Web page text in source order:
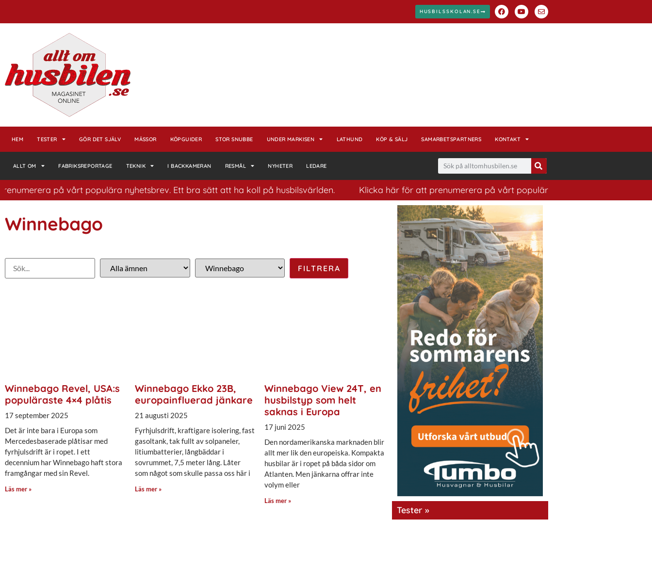
HUSBILSSKOLAN.SE
HEM TESTER GÖR DET SJÄLV MÄSSOR KÖPGUIDER STOR SNUBBE UNDER MARKISEN LATHUND KÖP & SÄLJ SAMARBETSPARTNERS KONTAKT
ALLT OM FABRIKSREPORTAGE TEKNIK I BACKKAMERAN RESMÅL NYHETER LEDARE
på vårt populära nyhetsbrev. Ett bra sätt att ha koll på husbilsvärlden. Klicka här för att prenumerera på vårt populära nyhetsbrev. Ett bra sätt att ha
Winnebago
Winnebago Revel, USA:s
populäraste 4×4 plåtis
17 september 2025
Det är inte bara i Europa som
Mercedesbaserade plåtisar med
fyrhjulsdrift är i ropet. I ett
decennium har Winnebago haft stora
framgångar med sin Revel.
Läs mer »
Winnebago Ekko 23B,
europainfluerad jänkare
21 augusti 2025
Fyrhjulsdrift, kraftigare isolering, fast
gasoltank, tak fullt av solpaneler,
litiumbatterier, långbäddar i
sovrummet, 7,5 meter lång. Låter
som något som skulle passa oss här i
Läs mer »
Winnebago View 24T, en
husbilstyp som helt
saknas i Europa
17 juni 2025
Den nordamerikanska marknaden blir
allt mer lik den europeiska. Kompakta
husbilar är i ropet på båda sidor om
Atlanten. Men jänkarna offrar inte
volym eller
Läs mer »
Tester »